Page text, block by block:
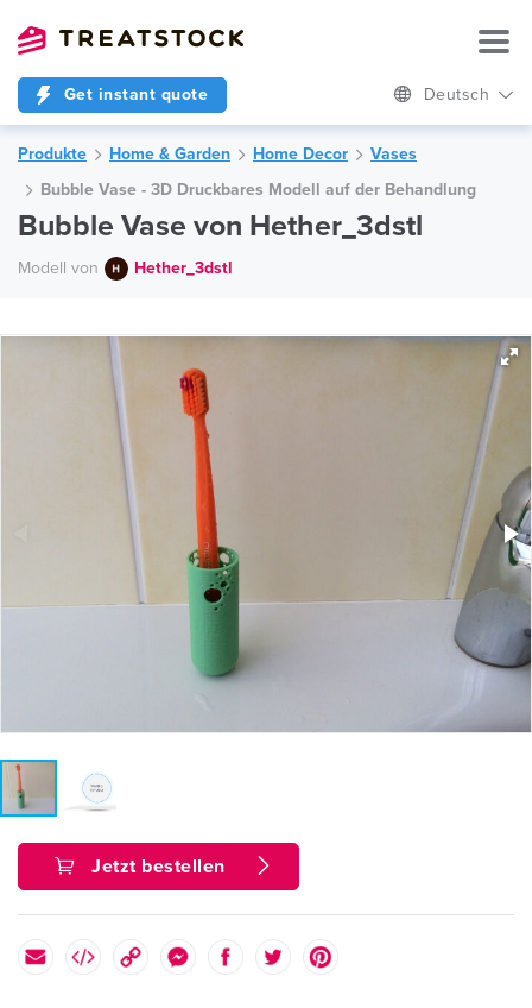
Get instant quote Deutsch
Produkte Home & Garden Home Decor
Vases
Bubble Vase - 3D Druckbares Modell auf der Behandlung
Bubble Vase von Hether_3dstl
Modell von Hether_3dstl
Jetzt bestellen